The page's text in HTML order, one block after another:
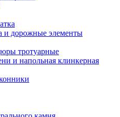
и дорожные элементы
тротуарные
и напольная клинкерная